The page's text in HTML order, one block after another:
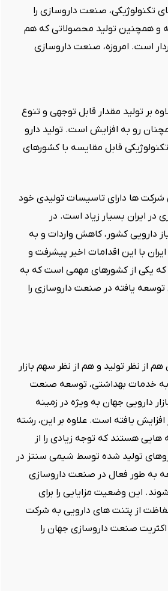
تکنولوژیکی، صنعت داروسازی را
و همچنین تولید محصولاتی که هم
است. امروزه، صنعت داروسازی
بر تولید مقدار قابل توجهی و تنوع
رو به افزایش است. تولید دارو
قابل مقایسه با کشورهای
شرکت ها دارای تاسیسات تولیدی خود
در ایران بسیار زیاد است. در
دارویی کشور، کاهش واردات و به
با این اقدامات اخیر پیشرفت و
که یکی از کشورهای مهمی است که به
یافته در صنعت داروسازی را
نظر تولید و هم از نظر سهم بازار
به خدمات بهداشتی، توسعه صنعت
دارویی جهان به ویژه در زمینه
یافته است. علاوه بر این، رشته
هایی هستند که توجه زیادی را از
تولید شده توسط شیمی سنتز در
به طور فعال در صنعت داروسازی
این وضعیت مزایایی را برای
از پتنت های دارویی به شرکت
صنعت داروسازی جهان را